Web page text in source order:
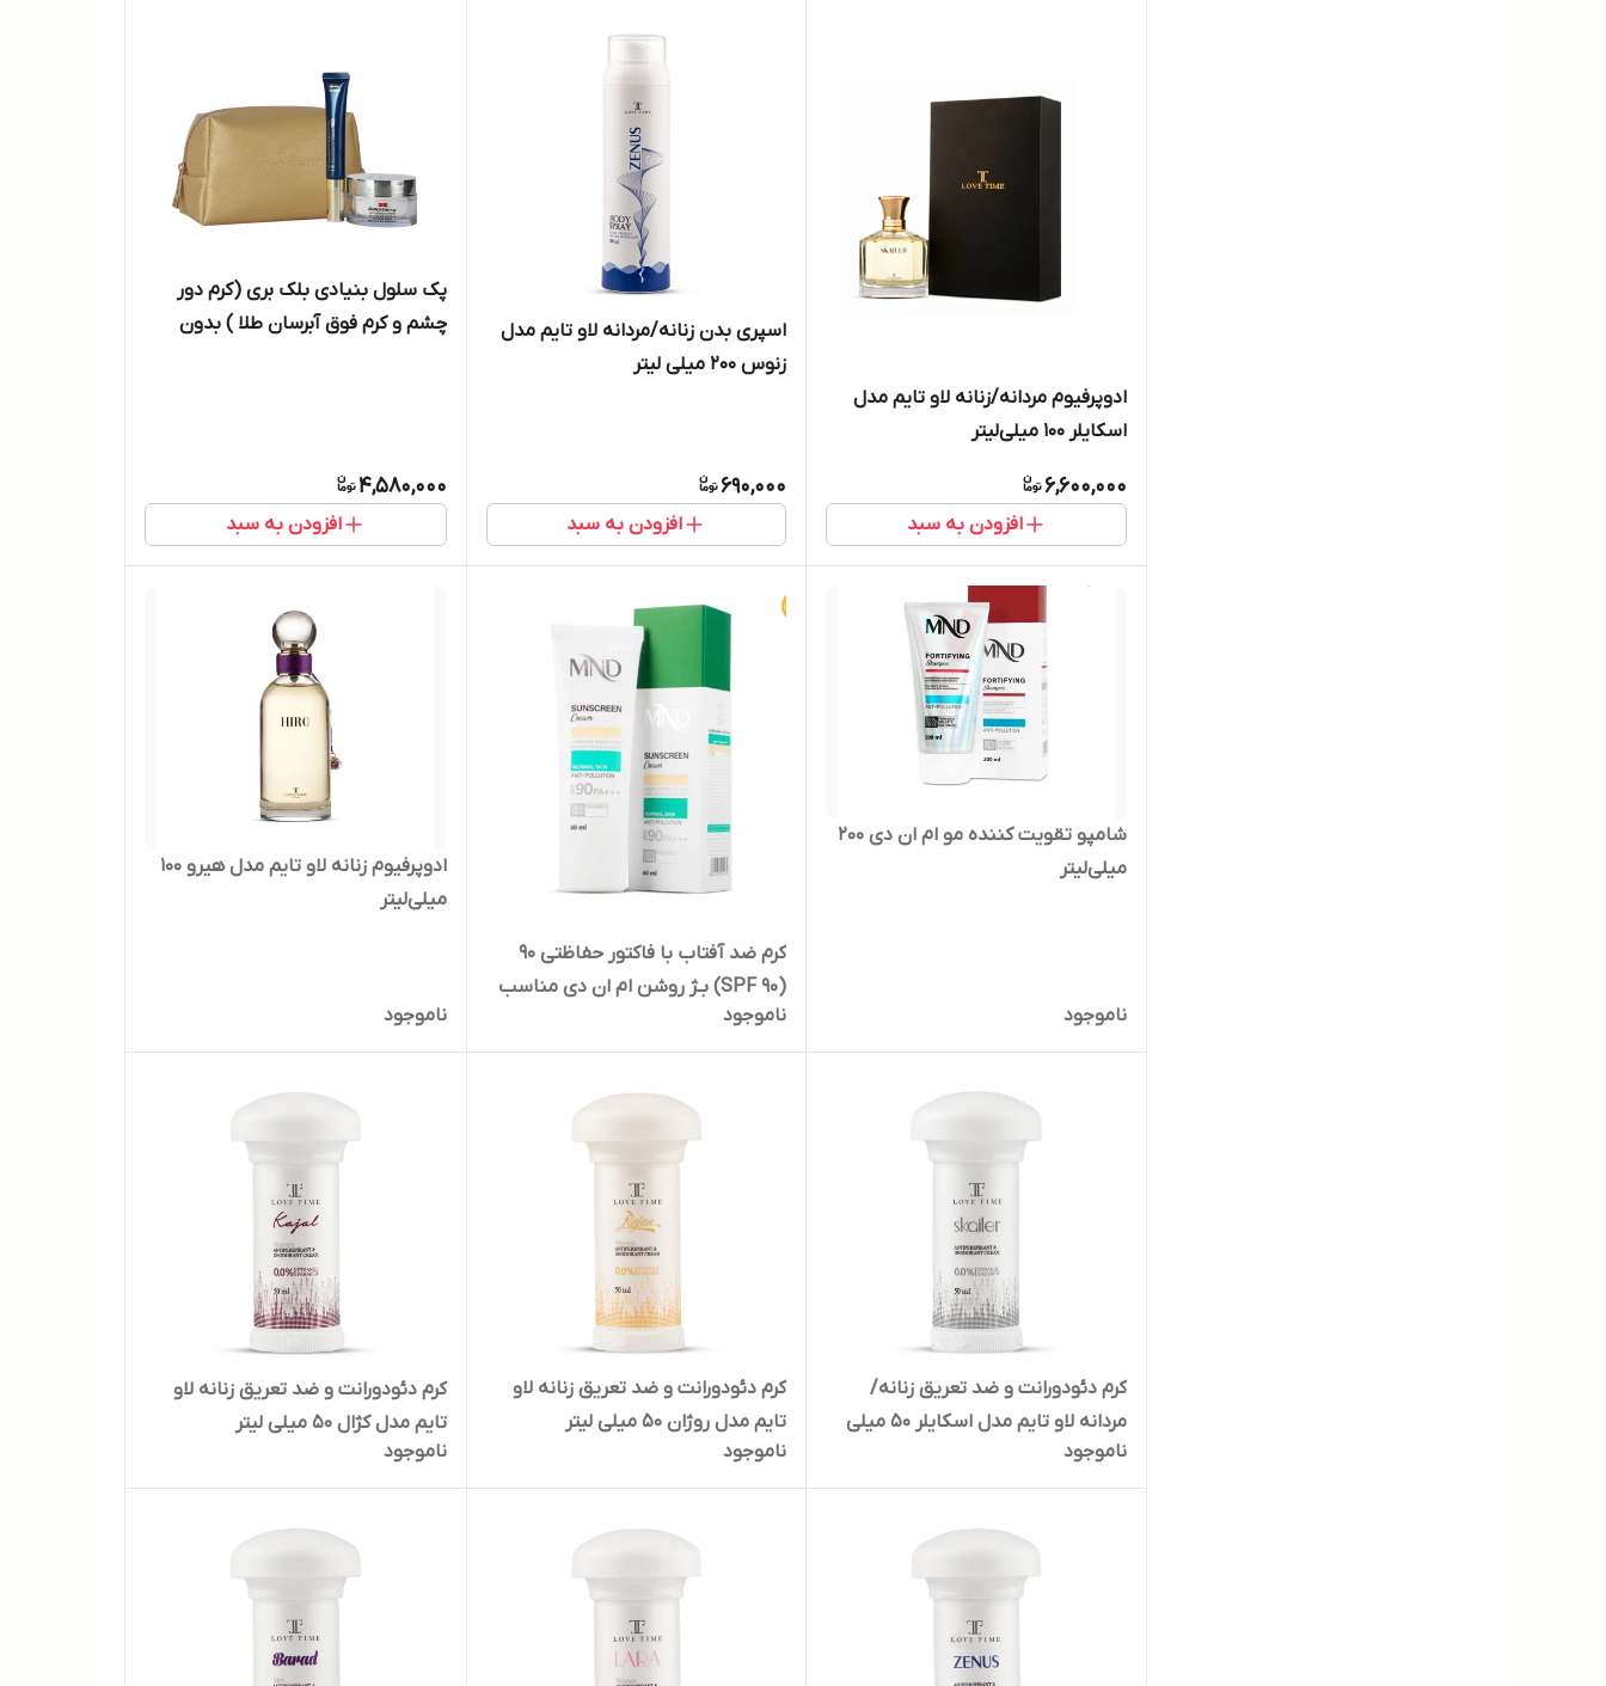
ادوپرفیوم مردانه/زنانه لاو تایم مدل
اسکایلر 100 میلی‌لیتر
6,600,000
افزودن به سبد
اسپری بدن زنانه/مردانه لاو تایم مدل
زنوس 200 میلی لیتر
690,000
افزودن به سبد
پک سلول بنیادی بلک بری (کرم دور
چشم و کرم فوق آبرسان طلا ) بدون
4,580,000
افزودن به سبد
شامپو تقویت کننده مو ام ان دی 200
میلی‌لیتر
ناموجود
کرم ضد آفتاب با فاکتور حفاظتی 90
(SPF 90) بـژ روشن ام ان دی مناسب
پوست معمولی
ناموجود
ادوپرفیوم زنانه لاو تایم مدل هیرو 100
میلی‌لیتر
ناموجود
کرم دئودورانت و ضد تعریق زنانه/
مردانه لاو تایم مدل اسکایلر 50 میلی
لیتر
ناموجود
کرم دئودورانت و ضد تعریق زنانه لاو
تایم مدل روژان 50 میلی لیتر
ناموجود
کرم دئودورانت و ضد تعریق زنانه لاو
تایم مدل کژال 50 میلی لیتر
ناموجود